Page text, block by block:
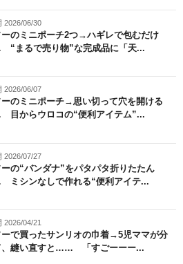
2026/06/30
ーのミニポーチ2つ→ハギレで包むだけ
まるで売り物”な完成品に「天...
2026/06/07
ーのミニポーチ→思い切って穴を開ける
からウロコの“便利アイテム”...
2026/07/27
の“バンダナ”をパタパタ折りたたん
シンなしで作れる“便利アイテ...
2026/04/21
ーで買ったサンリオの巾着→5児ママが分
、縫い直すと…… 「すごーーー...